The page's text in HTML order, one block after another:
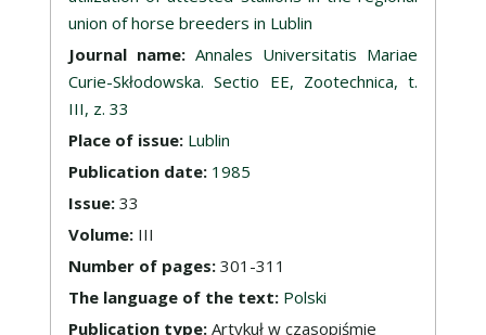
union of horse breeders in Lublin
Journal name: Annales Universitatis Mariae
Curie-Skłodowska. Sectio EE, Zootechnica, t.
III, z. 33
Place of issue: Lublin
Publication date: 1985
Issue: 33
Volume: III
Number of pages: 301-311
The language of the text: Polski
Publication type: Artykuł w czasopiśmie